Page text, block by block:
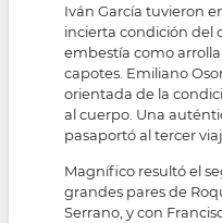
Iván García tuvieron
incierta condición del
embestía como
capotes. Emiliano
orientada de la
al cuerpo. Una
pasaportó al tercer
Magnífico resultó el
grandes pares de
Serrano, y con